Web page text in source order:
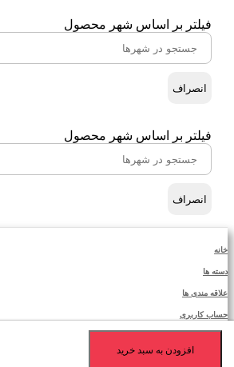
افزودن به سبد خرید
فیلتر بر اساس شهر محصول
انصراف
فیلتر بر اساس شهر محصول
انصراف
خانه
دسته ها
علاقه مندی ها
حساب کاربری